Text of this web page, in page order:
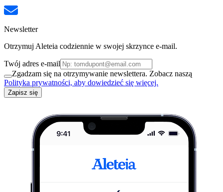
Newsletter
Otrzymuj Aleteia codziennie w swojej skrzynce e-mail.
Twój adres e-mail
Zgadzam się na otrzymywanie newslettera. Zobacz naszą
Polityka prywatności, aby dowiedzieć się więcej.
Zapisz się